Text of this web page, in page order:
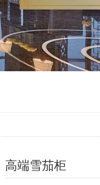
高端雪茄柜